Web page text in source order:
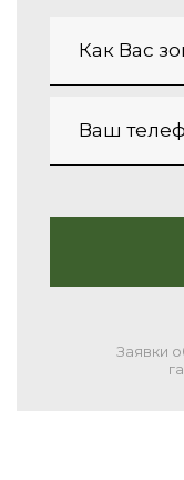
Заявки